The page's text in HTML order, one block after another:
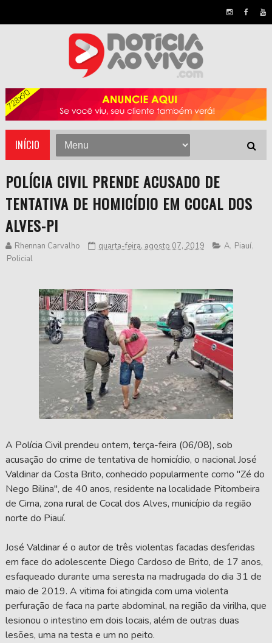
INÍCIO
POLÍCIA CIVIL PRENDE ACUSADO DE
TENTATIVA DE HOMICÍDIO EM COCAL DOS
ALVES-PI
Rhennan Carvalho quarta-feira, agosto 07, 2019 A, Piauí,
Policial
A Polícia Civil prendeu ontem, terça-feira (06/08), sob
acusação do crime de tentativa de homicídio, o nacional José
Valdinar da Costa Brito, conhecido popularmente como "Zé do
Nego Bilina", de 40 anos, residente na localidade Pitombeira
de Cima, zona rural de Cocal dos Alves, município da região
norte do Piauí.
José Valdinar é o autor de três violentas facadas desferidas
em face do adolescente Diego Cardoso de Brito, de 17 anos,
esfaqueado durante uma seresta na madrugada do dia 31 de
maio de 2019. A vitima foi atingida com uma violenta
perfuração de faca na parte abdominal, na região da virilha, que
lesionou o intestino em dois locais, além de outras duas
lesões, uma na testa e um no peito.